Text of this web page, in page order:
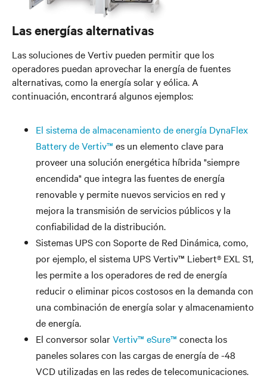
Las energías alternativas
Las soluciones de Vertiv pueden permitir que los
operadores puedan aprovechar la energía de fuentes
alternativas, como la energía solar y eólica. A
continuación, encontrará algunos ejemplos:
El sistema de almacenamiento de energía DynaFlex
Battery de Vertiv™ es un elemento clave para
proveer una solución energética híbrida "siempre
encendida" que integra las fuentes de energía
renovable y permite nuevos servicios en red y
mejora la transmisión de servicios públicos y la
confiabilidad de la distribución.
Sistemas UPS con Soporte de Red Dinámica, como,
por ejemplo, el sistema UPS Vertiv™ Liebert® EXL S1,
les permite a los operadores de red de energía
reducir o eliminar picos costosos en la demanda con
una combinación de energía solar y almacenamiento
de energía.
El conversor solarVertiv™ eSure™ conecta los
paneles solares con las cargas de energía de -48
VCD utilizadas en las redes de telecomunicaciones.